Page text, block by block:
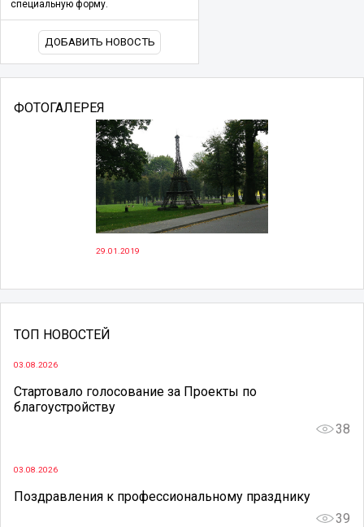
специальную форму.
ДОБАВИТЬ НОВОСТЬ
ФОТОГАЛЕРЕЯ
29.01.2019
ТОП НОВОСТЕЙ
03.08.2026
Стартовало голосование за Проекты по
благоустройству
38
03.08.2026
Поздравления к профессиональному празднику
39